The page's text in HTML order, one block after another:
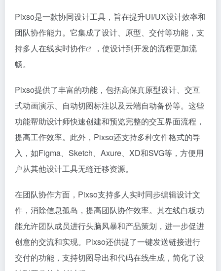
Pixso是一款协同设计工具，旨在提升UI/UX设计效率和
团队协作能力。它集成了设计、原型、交付等功能，支
持多人在线实时协作
，使设计到开发的流程更加流
畅。
Pixso提供了丰富的功能，包括高保真原型设计、交互
式动画演示、自动切图标注以及云端自动备份等。这些
功能帮助设计师快速创建和预览完整的交互界面流程，
提高工作效率。此外，Pixso还支持多种文件格式的导
入，如Figma、Sketch、Axure、XD和SVG等，方便用
户从其他设计工具无缝迁移资源。
在团队协作方面，Pixso支持多人实时同步编辑设计文
件，消除信息孤岛，提高团队协作效率。其在线白板功
能允许团队成员进行头脑风暴和产品策划，进一步促进
创意的交流和实现。Pixso还供提了一键发送链接进行
交付的功能，支持切图导出和代码在线生成，简化了设